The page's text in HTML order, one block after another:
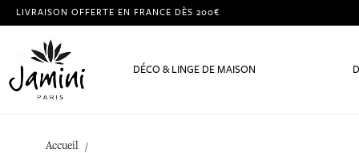
LIVRAISON OFFERTE EN FRANCE DÈS 200€
DÉCO & LINGE DE MAISON
Accueil